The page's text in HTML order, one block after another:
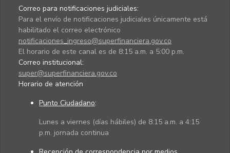
Correo para notificaciones judiciales:
Para el envío de notificaciones judiciales únicamente está
habilitado el correo electrónico
notificaciones_ingreso@superfinanciera.gov.co
El horario de este canal es de 8:15 a.m. a 5:00 p.m.
Correo institucional:
super@superfinanciera.gov.co
Horario de atención
Punto Ciudadano:
Lunes a viernes (días hábiles) de 8:15 a.m. a 4:15
p.m. jornada continua